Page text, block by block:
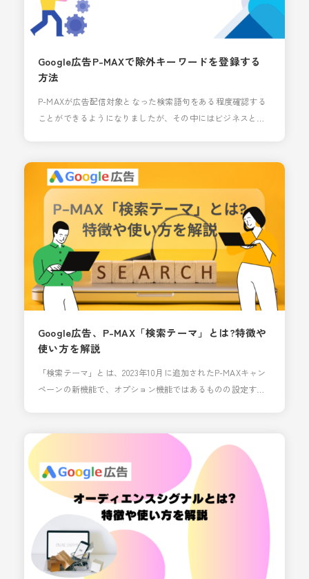
Google広告P-MAXで除外キーワードを登録する
方法
P-MAXが広告配信対象となった検索語句をある程度確認する
ことができるようになりましたが、その中にはビジネスと関
広告や、ショッピング広告同様、P-MAXでも条件付きにはな
りますが除外キーワード登録が可能です。 今回はP-MAXで除
外キーワードを登録方法について解説します。
Google広告、P-MAX「検索テーマ」とは?特徴や
使い方を解説
「検索テーマ」とは、2023年10月に追加されたP-MAXキャン
ペーンの新機能で、オプション機能ではあるものの設定する
ます。 検索テーマとは 任意のオプションになる「検索テー
マ」ですが、設定するとどういった挙動になるのでしょう
か。 例えば、ギフトを販売しているECサ